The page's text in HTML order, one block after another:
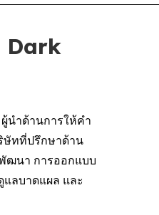
Dark
นำด้านการให้คำ
ษัทที่ปรึกษาด้าน
ฒนา การออกแบบ
ลบาดแผล และ